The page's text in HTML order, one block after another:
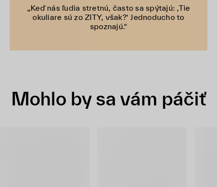
„Keď nás ľudia stretnú, často sa spýtajú: ‚Tie
okuliare sú zo ZITY, však?‘ Jednoducho to
spoznajú.“
Mohlo by sa vám páčiť